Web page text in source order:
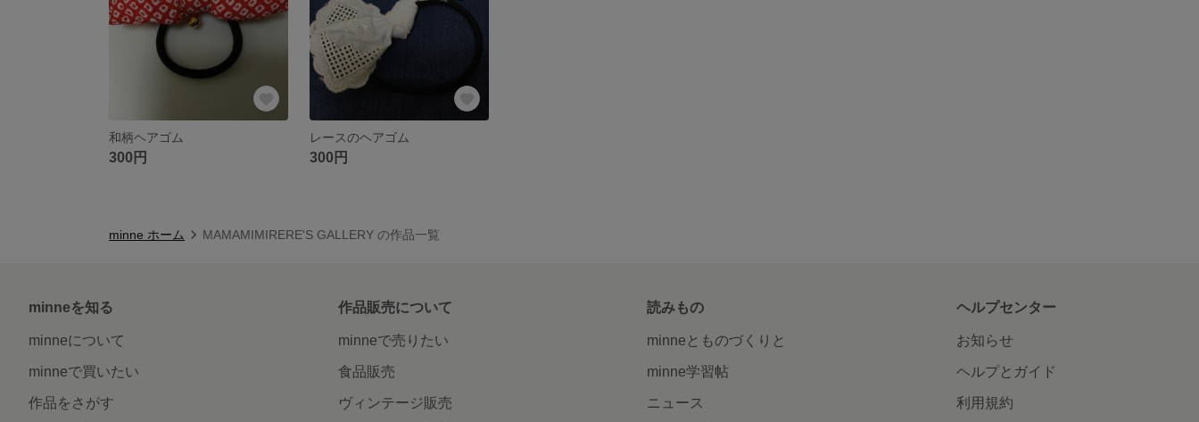
和柄ヘアゴム
300円
レースのヘアゴム
300円
minne ホーム MAMAMIMIRERE'S GALLERY の作品一覧
minneを知る
minneについて
minneで買いたい
作品をさがす
作品販売について
minneで売りたい
食品販売
ヴィンテージ販売
読みもの
minneとものづくりと
minne学習帖
ニュース
ヘルプセンター
お知らせ
ヘルプとガイド
利用規約